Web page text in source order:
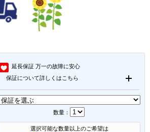
延長保証 万一の故障に安心
保証について詳しくはこちら
数量：
選択可能な数量以上のご希望は